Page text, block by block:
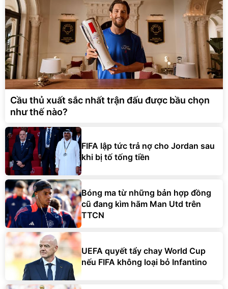
Cầu thủ xuất sắc nhất trận đấu được bầu chọn
như thế nào?
FIFA lập tức trả nợ cho Jordan sau
khi bị tố tống tiền
Bóng ma từ những bản hợp đồng
cũ đang kìm hãm Man Utd trên
TTCN
UEFA quyết tẩy chay World Cup
nếu FIFA không loại bỏ Infantino